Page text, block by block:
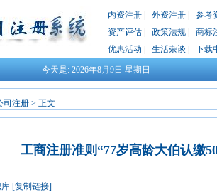
内资注册 外资注册
参考
资产评估
政策法规
商标
优惠活动
生活杂谈 下载
今天是: 2026年8月9日 星期日
司注册 > 正文
工商注册准则“77岁高龄大伯认缴
库 [复制链接]